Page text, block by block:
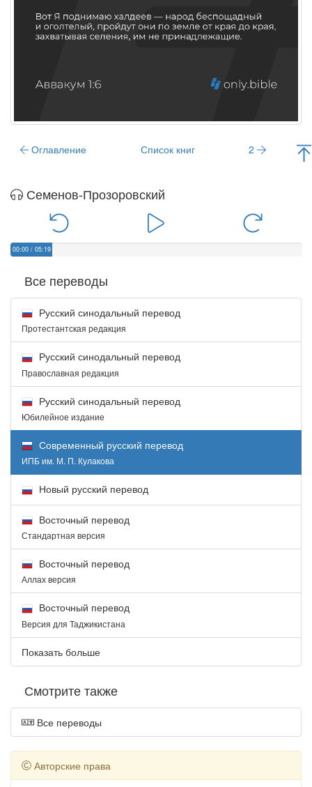
Оглавление Список книг 2
Семенов-Прозоровский
00:00 / 05:19
Все переводы
Русский синодальный перевод
Протестантская редакция
Русский синодальный перевод
Православная редакция
Русский синодальный перевод
Юбилейное издание
Современный русский перевод
ИПБ им. М. П. Кулакова
Новый русский перевод
Восточный перевод
Стандартная версия
Восточный перевод
Аллах версия
Восточный перевод
Версия для Таджикистана
Показать больше
Смотрите также
Все переводы
Авторские права